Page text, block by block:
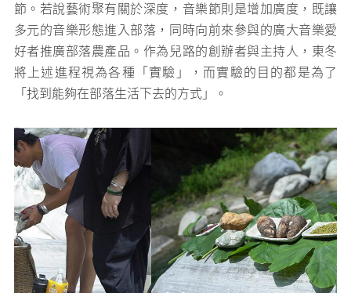
節。若說藝術聚有關於深度，音樂節則是增加廣度，既讓
多元的音樂形態進入部落，同時向前來參與的廣大音樂愛
好者推廣部落農產品。作為兒路的創辦者與主持人，東冬
將上述進程視為各種「實驗」，而實驗的目的都是為了
「找到能夠在部落生活下去的方式」。